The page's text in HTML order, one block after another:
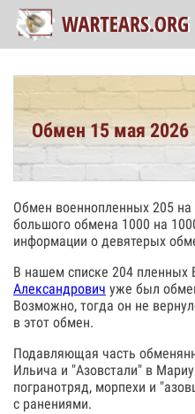
Обмен 15 мая 2026
Обмен военнопленных 205 на
большого обмена 1000 на
информации о девятерых
В нашем списке 204 пленных
Александрович уже был
Возможно, тогда он не
в этот обмен.
Подавляющая часть
Ильича и "Азовстали" в
погранотряд, морпехи и
с ранениями.